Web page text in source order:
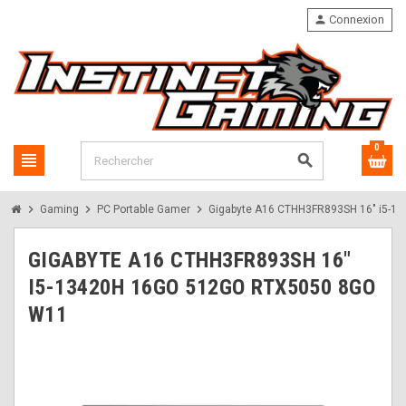
view_headline search
person Connexion
0
chevron_right Gaming chevron_right PC Portable Gamer chevron_right Gigabyte A16 CTHH3FR893SH 16" i5-
GIGABYTE A16 CTHH3FR893SH 16"
I5-13420H 16GO 512GO RTX5050 8GO
W11